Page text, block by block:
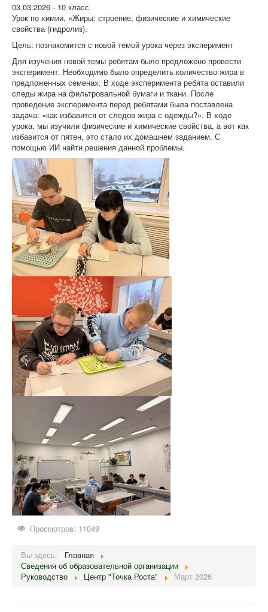
03.03.2026 - 10 класс
Урок по химии, «Жиры: строение, физические и химические
свойства (гидролиз).
Цель: познакомится с новой темой урока через эксперимент
Для изучения новой темы ребятам было предложено провести
эксперимент. Необходимо было определить количество жира в
предложенных семенах. В ходе эксперимента ребята оставили
следы жира на фильтровальной бумаги и ткани. После
проведение эксперимента перед ребятами была поставлена
задача: «как избавится от следов жира с одежды?». В ходе
урока, мы изучили физические и химические свойства, а вот как
избавится от пятен, это стало их домашнем заданием. С
помощью ИИ найти решения данной проблемы.
Просмотров: 11049
Вы здесь:
Главная
Сведения об образовательной организации
Руководство
Центр "Точка Роста" Март 2026